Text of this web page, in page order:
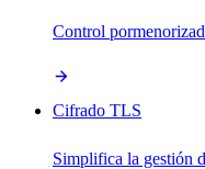
Control
Cifrado TLS
Simplifica la gestión